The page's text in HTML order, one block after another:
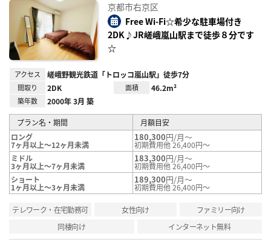
京都市右京区
Free Wi-Fi☆希少な駐車場付き
2DK♪JR嵯峨嵐山駅まで徒歩８分です
☆
アクセス 嵯峨野観光鉄道「トロッコ嵐山駅」徒歩7分
間取り 2DK 面積 46.2m²
築年数 2000年 3月 築
プラン名・期間
月額目安
ロング
7ヶ月以上～12ヶ月未満
180,300円/月～
初期費用他 26,400円～
ミドル
3ヶ月以上～7ヶ月未満
183,300円/月～
初期費用他 26,400円～
ショート
1ヶ月以上～3ヶ月未満
189,300円/月～
初期費用他 26,400円～
テレワーク・在宅勤務可 女性向け
ファミリー向け
同棲向け
インターネット無料